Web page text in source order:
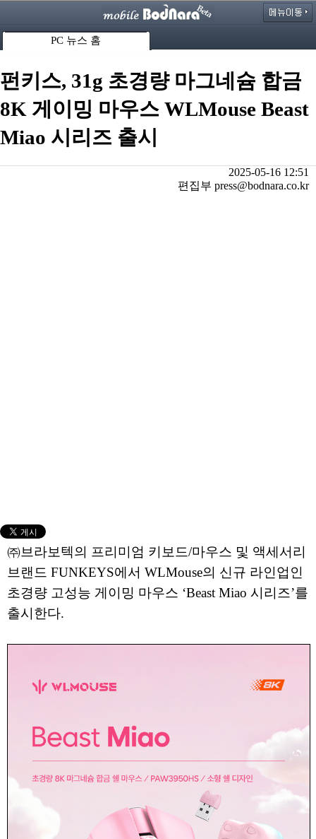
PC 뉴스 홈
펀키스, 31g 초경량 마그네슘 합금
8K 게이밍 마우스 WLMouse Beast
Miao 시리즈 출시
2025-05-16 12:51
편집부 press@bodnara.co.kr
㈜브라보텍의 프리미엄 키보드/마우스 및 액세서리
브랜드 FUNKEYS에서 WLMouse의 신규 라인업인
초경량 고성능 게이밍 마우스 ‘Beast Miao 시리즈’를
출시한다.